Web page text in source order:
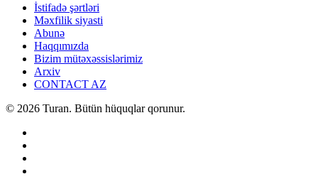
İstifadə şərtləri
Məxfilik siyasti
Abunə
Haqqımızda
Bizim mütəxəssislərimiz
Arxiv
CONTACT AZ
© 2026 Turan. Bütün hüquqlar qorunur.